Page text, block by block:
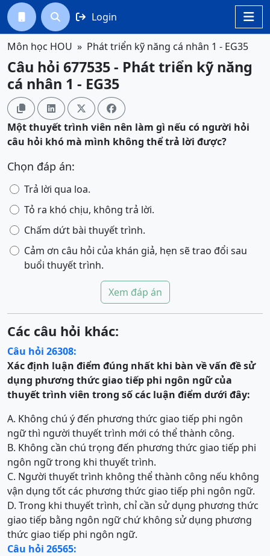

  Login
Môn học HOU Phát triển kỹ năng cá nhân 1 - EG35
Câu hỏi 677535 - Phát triển kỹ năng
cá nhân 1 - EG35
   
Một thuyết trình viên nên làm gì nếu có người hỏi
câu hỏi khó mà mình không thể trả lời được?
Chọn đáp án:
Trả lời qua loa.
Tỏ ra khó chịu, không trả lời.
Chấm dứt bài thuyết trình.
Cảm ơn câu hỏi của khán giả, hẹn sẽ trao đổi sau
buổi thuyết trình.
Xem đáp án
Các câu hỏi khác:
Câu hỏi 26308:
Xác định luận điểm đúng nhất khi bàn về vấn đề sử
dụng phương thức giao tiếp phi ngôn ngữ của
thuyết trình viên trong số các luận điểm dưới đây:
A. Không chú ý đến phương thức giao tiếp phi ngôn
ngữ thì người thuyết trình mới có thể thành công.
B. Không cần chú trọng đến phương thức giao tiếp phi
ngôn ngữ trong khi thuyết trình.
C. Người thuyết trình không thể thành công nếu không
vận dụng tốt các phương thức giao tiếp phi ngôn ngữ.
D. Trong khi thuyết trình, chỉ cần sử dụng phương thức
giao tiếp bằng ngôn ngữ chứ không sử dụng phương
thức giao tiếp phi ngôn ngữ.
Câu hỏi 26565: